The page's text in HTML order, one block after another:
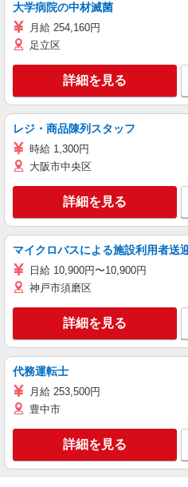
大学病院の中材滅菌
月給 254,160円
足立区
詳細を見る
レジ・商品陳列スタッフ
時給 1,300円
大阪市中央区
詳細を見る
マイクロバスによる施設利用者送
日給 10,900円〜10,900円
神戸市須磨区
詳細を見る
代務運転士
月給 253,500円
豊中市
詳細を見る